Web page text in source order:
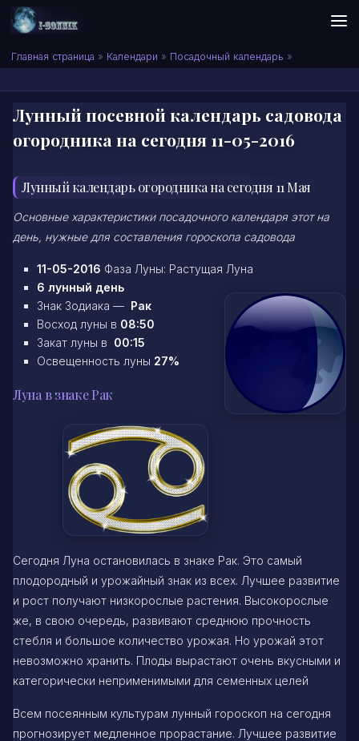
Skip to content
Сонник I-SONNIK.COM
Главная страница » Календари » Посадочный календарь »
Лунный посевной календарь садовода
огородника на сегодня 11-05-2016
Лунный календарь огородника на сегодня 11 Мая
Основные характеристики посадочного календаря этот на
день, нужные для составления гороскопа садовода
11-05-2016 Фаза Луны: Растущая Луна
6 лунный день
Знак Зодиака — Рак
Восход луны в 08:50
Закат луны в 00:15
Освещенность луны 27%
Луна в знаке Рак
Сегодня Луна остановилась в знаке Рак. Это самый
плодородный и урожайный знак из всех. Лучшее развитие
и рост получают низкорослые растения. Высокорослые
же, в свою очередь, развивают среднюю прочность
стебля и большое количество урожая. Но урожай этот
невозможно хранить. Плоды вырастают очень вкусными и
категорически неприменимыми для семенных целей
Всем посеянным культурам лунный гороскоп на сегодня
прогнозирует медленное прорастание. Лучшее развитие